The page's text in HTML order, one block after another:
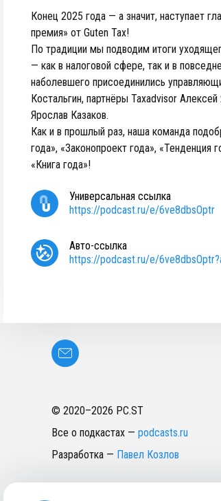
Конец 2025 года — а значит, наступает
премия» от Guten Tax!
По традиции мы подводим итоги
— как в налоговой сфере, так и в
наболевшего присоединились
Костальгин, партнёры Taxadvisor
Ярослав Казаков.
Как и в прошлый раз, наша команда
года», «Законопроект года»,
«Книга года»!
Универсальная ссылка
https://podcast.ru/e/6ve8dbsOptr
Авто-ссылка
https://podcast.ru/e/
© 2020–2026 PC.ST
Все о подкастах — podcasts.ru
Разработка — Павел Козлов